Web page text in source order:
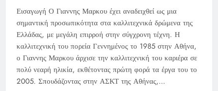
Εισαγωγή Ο Γιαννης Μαρκου έχει αναδειχθεί ως μια
σημαντική προσωπικότητα στα καλλιτεχνικά δρώμενα της
Ελλάδας, με μεγάλη επιρροή στην σύγχρονη τέχνη. Η
καλλιτεχνική του πορεία Γεννημένος το 1985 στην Αθήνα,
ο Γιαννης Μαρκου άρχισε την καλλιτεχνική του καριέρα σε
πολύ νεαρή ηλικία, εκθέτοντας πρώτη φορά τα έργα του το
2005. Σπουδάζοντας στην ΑΣΚΤ της Αθήνας,…